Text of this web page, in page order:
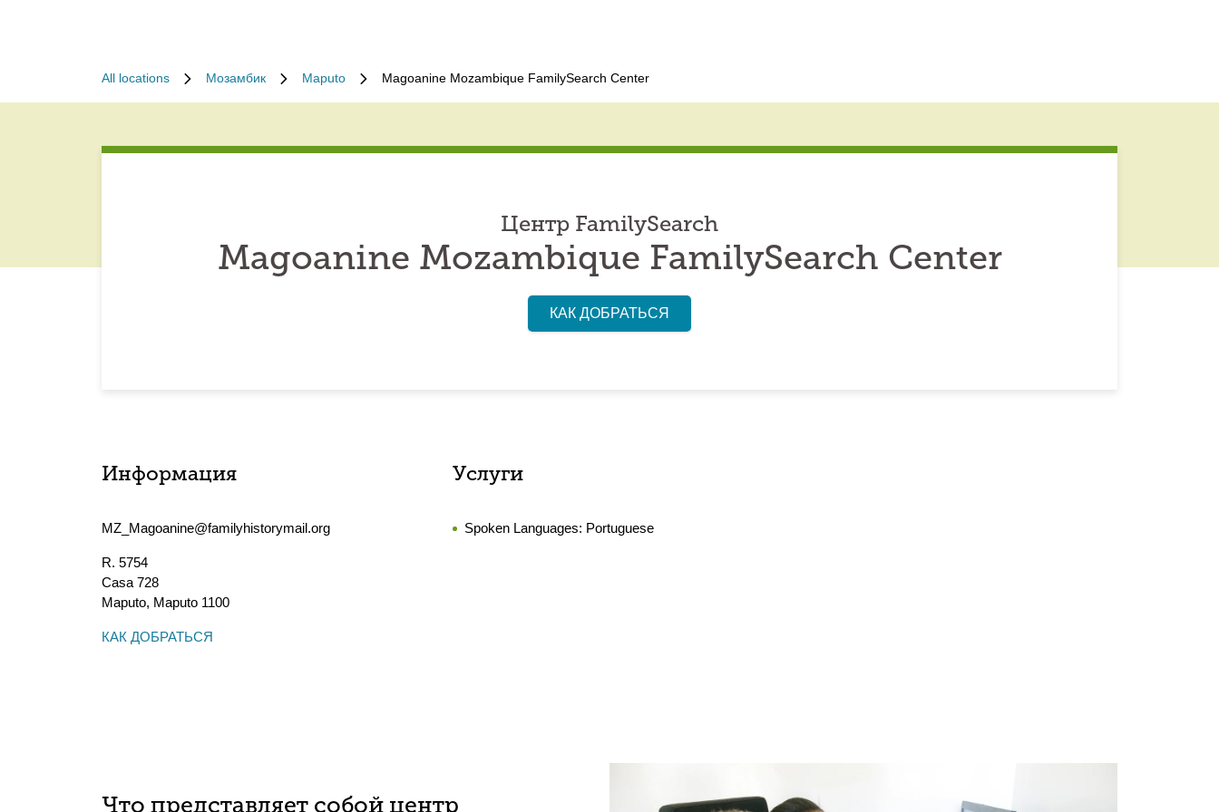
All locations Мозамбик Maputo Magoanine Mozambique FamilySearch Center
Центр FamilySearch
Magoanine Mozambique FamilySearch Center
КАК ДОБРАТЬСЯ
Информация
MZ_Magoanine@familyhistorymail.org
R. 5754
Casa 728
Maputo, Maputo 1100
КАК ДОБРАТЬСЯ
Услуги
Spoken Languages: Portuguese
Что представляет собой центр